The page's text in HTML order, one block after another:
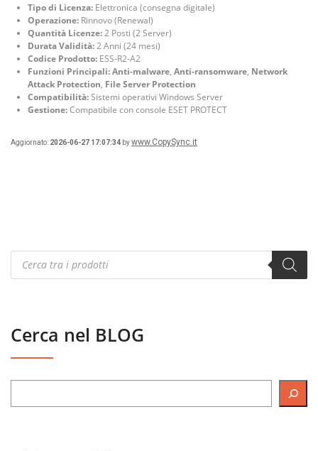
Tipo di Licenza: Elettronica (consegna digitale)
Operazione: Rinnovo (Renewal)
Quantità Licenze:2 Posti (2 Server)
Durata Validità:2 Anni (24 mesi)
Codice Prodotto: ESS-R2-A2
Funzioni Principali:Anti-malware, Anti-ransomware, Network
Attack Protection, File Server Protection
Compatibilità:Sistemi operativi Windows Server
Gestione:Compatibile con console ESET PROTECT
Aggiornato: 2026-06-27 17:07:34 bywww.CopySync.it
Products
search
Cerca nel BLOG